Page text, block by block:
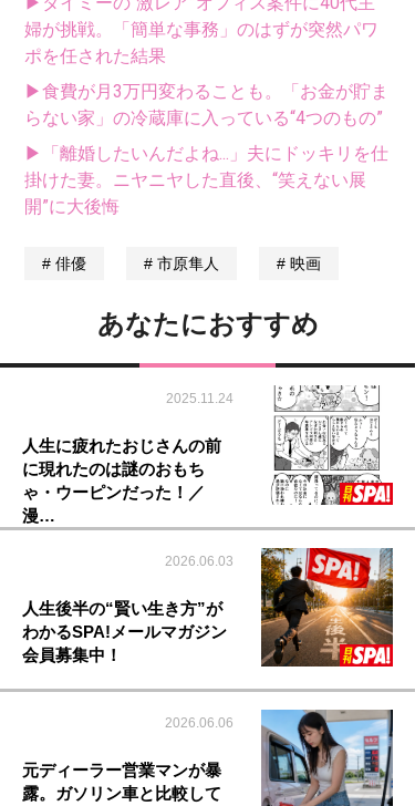
婦が挑戦。「簡単な事務」のはずが突然パワ
ポを任された結果
▶食費が月3万円変わることも。「お金が貯ま
らない家」の冷蔵庫に入っている“4つのもの”
▶「離婚したいんだよね...」夫にドッキリを仕
掛けた妻。ニヤニヤした直後、“笑えない展
開”に大後悔
俳優 市原隼人 映画
あなたにおすすめ
2025.11.24
人生に疲れたおじさんの前
に現れたのは謎のおもち
ゃ・ウーピンだった！／
漫…
2026.06.03
人生後半の“賢い生き方”が
わかるSPA!メールマガジン
会員募集中！
2026.06.06
元ディーラー営業マンが暴
露。ガソリン車と比較して